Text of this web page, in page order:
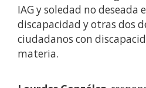
IAG y soledad no deseada
discapacidad y otras dos
ciudadanos con
materia.